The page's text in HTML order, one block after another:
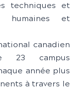
techniques et
humaines et
canadien
23 campus
année plus
à travers le